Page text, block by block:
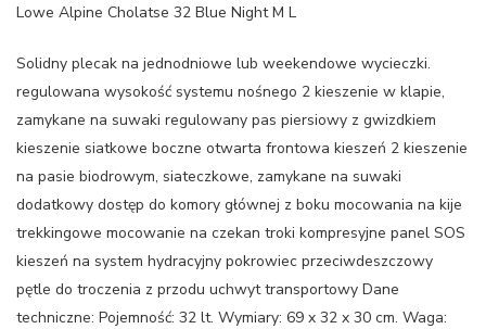
Lowe Alpine Cholatse 32 Blue Night M L
Solidny plecak na jednodniowe lub weekendowe wycieczki.
regulowana wysokość systemu nośnego 2 kieszenie w klapie,
zamykane na suwaki regulowany pas piersiowy z gwizdkiem
kieszenie siatkowe boczne otwarta frontowa kieszeń 2 kieszenie
na pasie biodrowym, siateczkowe, zamykane na suwaki
dodatkowy dostęp do komory głównej z boku mocowania na kije
trekkingowe mocowanie na czekan troki kompresyjne panel SOS
kieszeń na system hydracyjny pokrowiec przeciwdeszczowy
pętle do troczenia z przodu uchwyt transportowy Dane
techniczne: Pojemność: 32 lt. Wymiary: 69 x 32 x 30 cm. Waga: